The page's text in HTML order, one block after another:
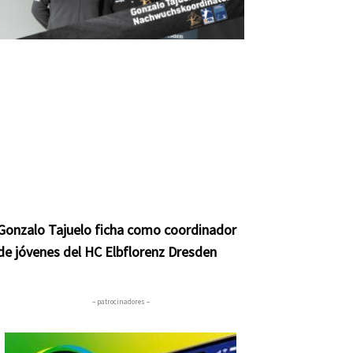
Tajuelo ficha como coordinador
jóvenes del HC Elbflorenz Dresden
– patrocinadores –